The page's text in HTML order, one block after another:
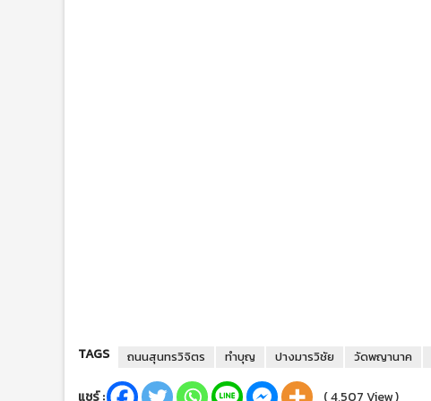
TAGS ถนนสุนทรวิจิตร ทำบุญ ปางมารวิชัย วัดพญานาค
แชร์ : ( 4,507 View )